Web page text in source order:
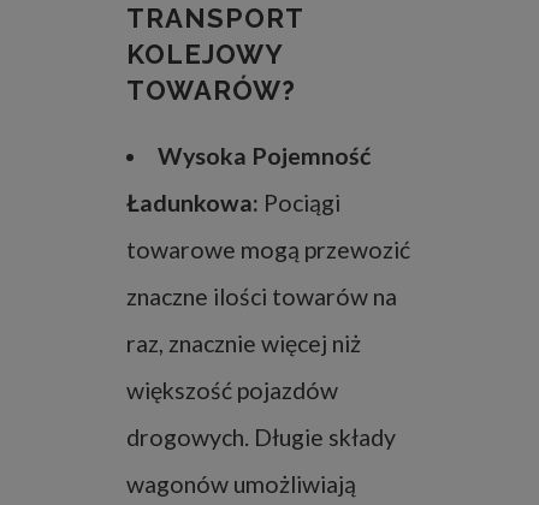
TRANSPORT
KOLEJOWY
TOWARÓW?
Wysoka Pojemność
Ładunkowa: Pociągi
towarowe mogą przewozić
znaczne ilości towarów na
raz, znacznie więcej niż
większość pojazdów
drogowych. Długie składy
wagonów umożliwiają